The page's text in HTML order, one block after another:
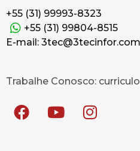
+55 (31) 99993-8323
+55 (31) 99804-8515
E-mail:
Trabalhe Conosco: